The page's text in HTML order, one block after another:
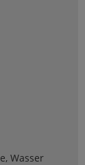
Wasser